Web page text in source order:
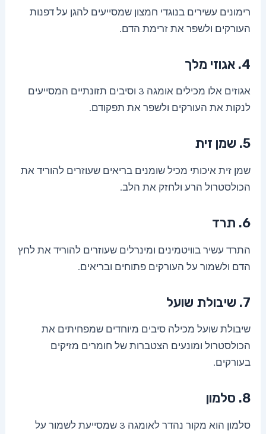
רימונים עשירים בנוגדי חמצון שמסייעים להגן על דפנות
העורקים ולשפר את זרימת הדם.
4. אגוזי מלך
אגוזים אלו מכילים אומגה 3 וסיבים תזונתיים המסייעים
לנקות את העורקים ולשפר את תפקודם.
5. שמן זית
שמן זית איכותי מכיל שומנים בריאים שעוזרים להוריד את
הכולסטרול הרע ולחזק את הלב.
6. תרד
התרד עשיר בוויטמינים ומינרלים שעוזרים להוריד את לחץ
הדם ולשמור על העורקים פתוחים ובריאים.
7. שיבולת שועל
שיבולת שועל מכילה סיבים מיוחדים שמפחיתים את
הכולסטרול ומונעים הצטברות של חומרים מזיקים
בעורקים.
8. סלמון
סלמון הוא מקור נהדר לאומגה 3 שמסייעת לשמור על